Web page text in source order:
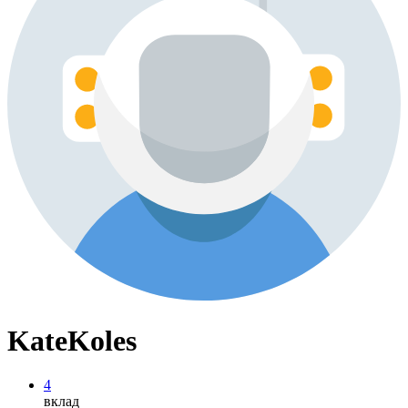
KateKoles
4
вклад